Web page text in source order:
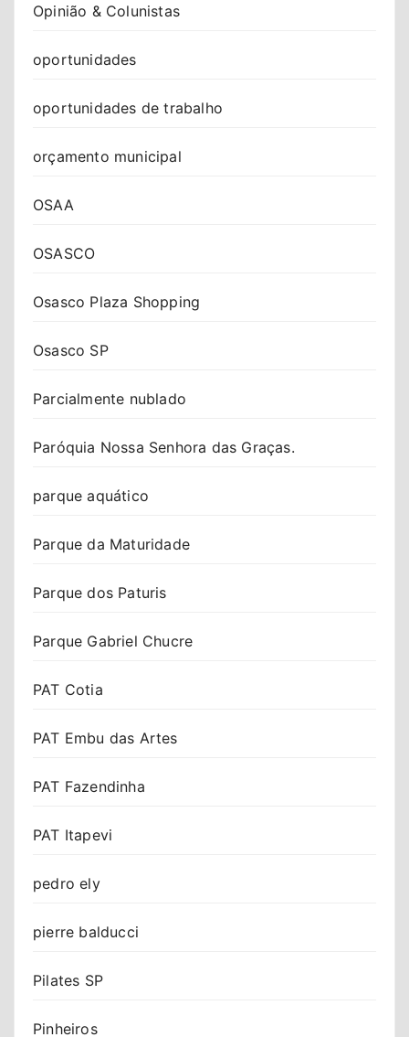
Opinião & Colunistas
oportunidades
oportunidades de trabalho
orçamento municipal
OSAA
OSASCO
Osasco Plaza Shopping
Osasco SP
Parcialmente nublado
Paróquia Nossa Senhora das Graças.
parque aquático
Parque da Maturidade
Parque dos Paturis
Parque Gabriel Chucre
PAT Cotia
PAT Embu das Artes
PAT Fazendinha
PAT Itapevi
pedro ely
pierre balducci
Pilates SP
Pinheiros